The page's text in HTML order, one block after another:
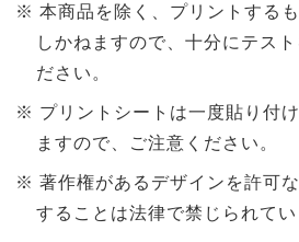
本商品を除く、プリントする
しかねますので、十分にテス
ださい。
プリントシートは一度貼り付
ますので、ご注意ください。
著作権があるデザインを許可
することは法律で禁じられてい